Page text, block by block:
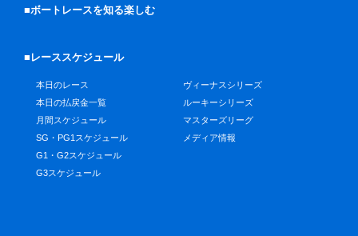
■ボートレースを知る楽しむ
■レーススケジュール
本日のレース
本日の払戻金一覧
月間スケジュール
SG・PG1スケジュール
G1・G2スケジュール
G3スケジュール
ヴィーナスシリーズ
ルーキーシリーズ
マスターズリーグ
メディア情報